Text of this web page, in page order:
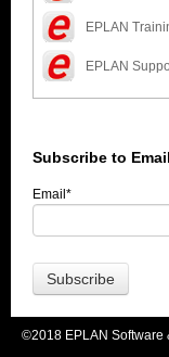
EPLAN
EPLAN
Subscribe to
Email *
©2018 EPLAN Software